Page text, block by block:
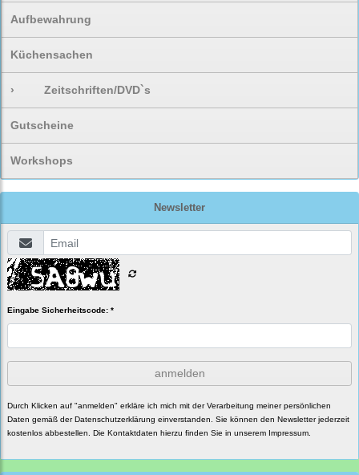
Aufbewahrung
Küchensachen
› Zeitschriften/DVD`s
Gutscheine
Workshops
Newsletter
Eingabe Sicherheitscode: *
anmelden
Durch Klicken auf "anmelden" erkläre ich mich mit der Verarbeitung meiner persönlichen
Daten gemäß der Datenschutzerklärung einverstanden. Sie können den Newsletter jederzeit
kostenlos abbestellen. Die Kontaktdaten hierzu finden Sie in unserem Impressum.